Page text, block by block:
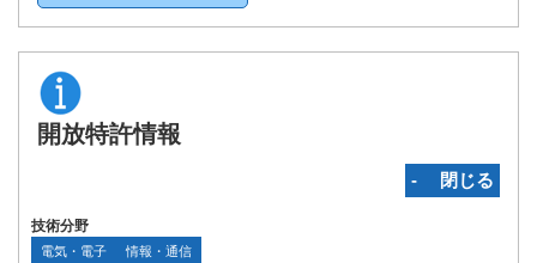
開放特許情報
‐ 閉じる
技術分野
電気・電子 情報・通信